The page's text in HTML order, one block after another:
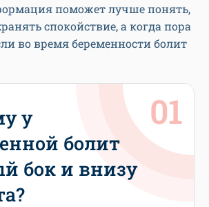
поможет лучше понять,
спокойствие, а когда пора
во время беременности болит
у
болит
бок и внизу